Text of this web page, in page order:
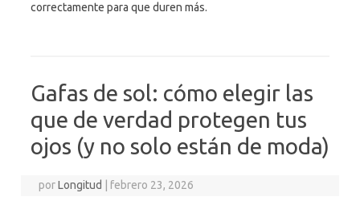
correctamente para que duren más.
Gafas de sol: cómo elegir las
que de verdad protegen tus
ojos (y no solo están de moda)
porLongitud febrero 23, 2026